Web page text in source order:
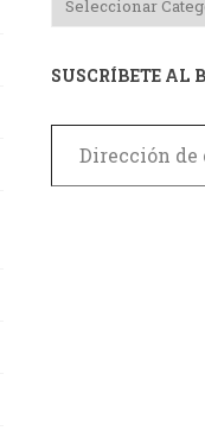
SUSCRÍBETE AL
Dirección de correo electrónico